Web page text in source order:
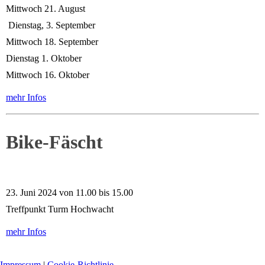
Mittwoch 21. August
Dienstag, 3. September
Mittwoch 18. September
Dienstag 1. Oktober
Mittwoch 16. Oktober
mehr Infos
Bike-Fäscht
23. Juni 2024 von 11.00 bis 15.00
Treffpunkt Turm Hochwacht
mehr Infos